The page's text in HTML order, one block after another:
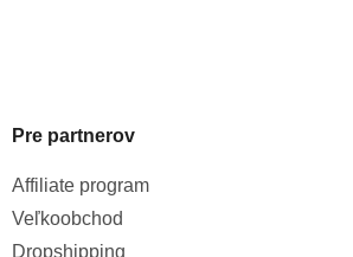
Pre partnerov
Affiliate program
Veľkoobchod
Dropshipping